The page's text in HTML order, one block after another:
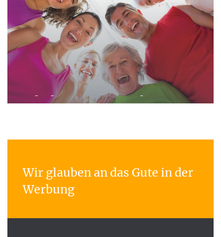
Kursprogramm Visalis Therapiezentrum
Wir glauben an das Gute in der
Werbung